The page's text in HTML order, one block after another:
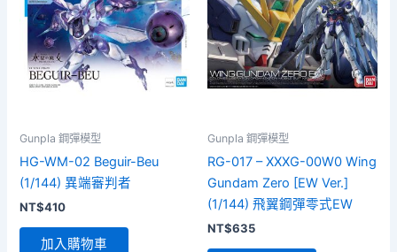
Gunpla 鋼彈模型
HG-WM-02 Beguir-Beu
(1/144) 異端審判者
NT$410
加入購物車
Gunpla 鋼彈模型
RG-017 – XXXG-00W0 Wing
Gundam Zero [EW Ver.]
(1/144) 飛翼鋼彈零式EW
NT$635